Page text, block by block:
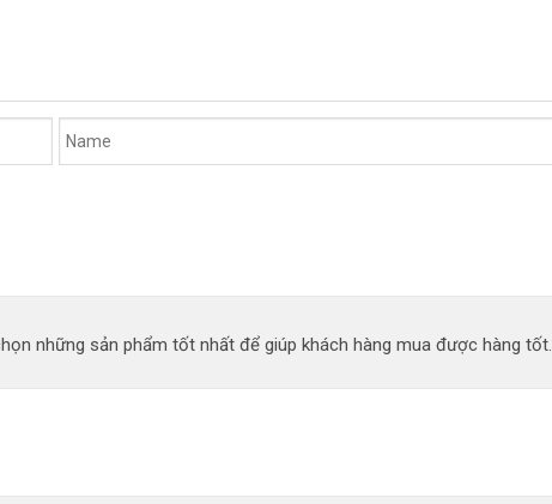
những sản phẩm tốt nhất để giúp khách hàng mua được hàng tốt.